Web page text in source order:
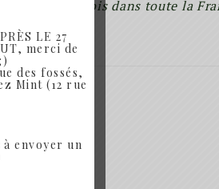
pour les envois dans toute la
LE 27
merci de
des fossés,
Mint (12 rue
envoyer un